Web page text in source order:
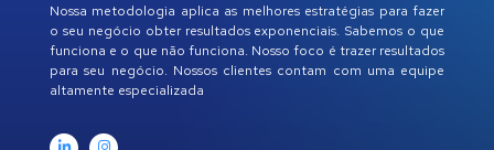
Nossa metodologia aplica as melhores estratégias para fazer
o seu negócio obter resultados exponenciais. Sabemos o que
funciona e o que não funciona. Nosso foco é trazer resultados
para seu negócio. Nossos clientes contam com uma equipe
altamente especializada